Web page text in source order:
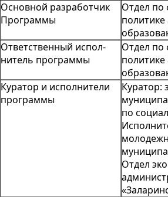
Основной разработчик
Программы
Отдел по
Ответственный испол­
нитель программы
Отдел по
Куратор и исполнители
программы
Куратор:
по
Отдел